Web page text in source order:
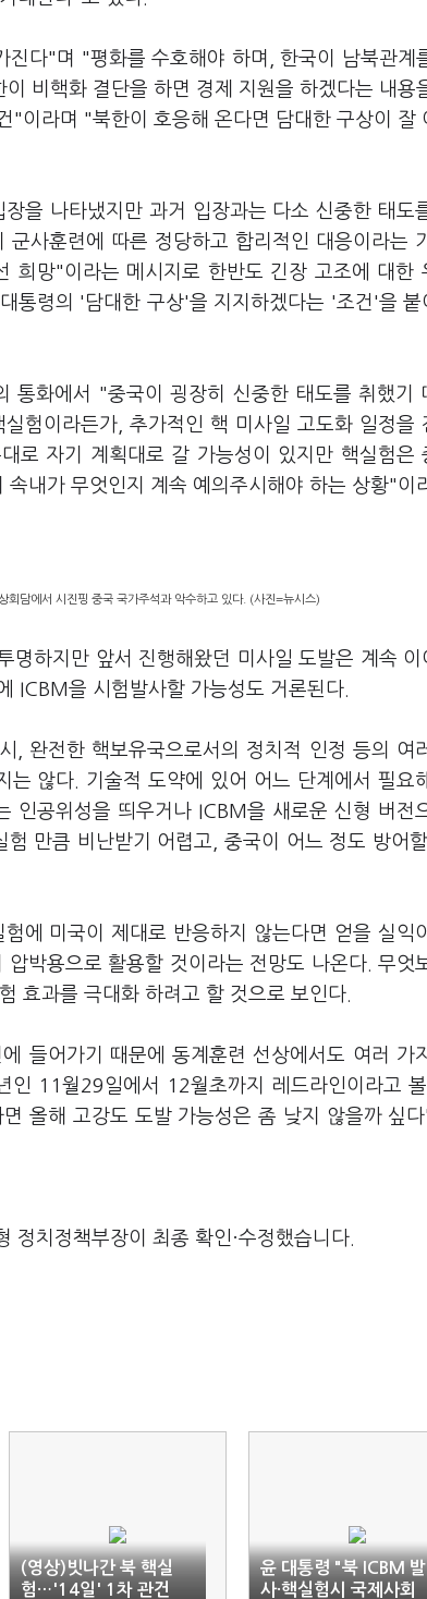
다"며 "평화를 수호해야 하며, 한국이 남북관계
비핵화 결단을 하면 경제 지원을 하겠다는 내용
이라며 "북한이 호응해 온다면 담대한 구상이 잘
을 나타냈지만 과거 입장과는 다소 신중한 태도
사훈련에 따른 정당하고 합리적인 대응이라는
희망"이라는 메시지로 한반도 긴장 고조에 대한
통령의 '담대한 구상'을 지지하겠다는 '조건'을 붙
통화에서 "중국이 굉장히 신중한 태도를 취했기
험이라든가, 추가적인 핵 미사일 고도화 일정을
로 자기 계획대로 갈 가능성이 있지만 핵실험은
내가 무엇인지 계속 예의주시해야 하는 상황"이
담에서 시진핑 중국 국가주석과 악수하고 있다. (사진=뉴시스)
하지만 앞서 진행해왔던 미사일 도발은 계속 이
ICBM을 시험발사할 가능성도 거론된다.
, 완전한 핵보유국으로서의 정치적 인정 등의 여
는 않다. 기술적 도약에 있어 어느 단계에서 필요
인공위성을 띄우거나 ICBM을 새로운 신형 버전
만큼 비난받기 어렵고, 중국이 어느 정도 방어
에 미국이 제대로 반응하지 않는다면 얻을 실익
박용으로 활용할 것이라는 전망도 나온다. 무엇
효과를 극대화 하려고 할 것으로 보인다.
들어가기 때문에 동계훈련 선상에서도 여러 가
인 11월29일에서 12월초까지 레드라인이라고
올해 고강도 도발 가능성은 좀 낮지 않을까 싶
정치정책부장이 최종 확인·수정했습니다.
(영상)빗나간 북 핵실
험…'14일' 1차 관건
윤 대통령 "북 ICBM 발
사·핵실험시 국제사회